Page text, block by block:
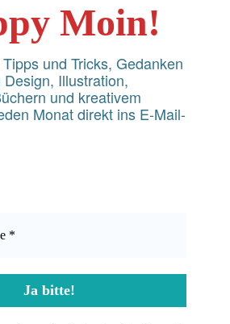
Moin!
und Tricks, Gedanken
Illustration,
und kreativem
Monat direkt ins E-Mail-